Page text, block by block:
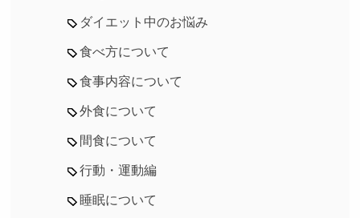
ダイエット中のお悩み
食べ方について
食事内容について
外食について
間食について
行動・運動編
睡眠について